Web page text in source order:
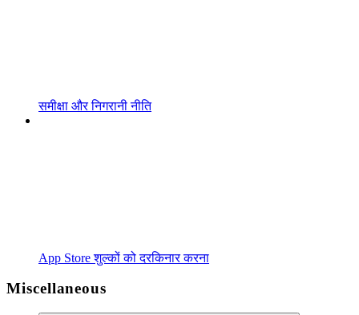
समीक्षा और निगरानी नीति
App Store शुल्कों को दरकिनार करना
Miscellaneous